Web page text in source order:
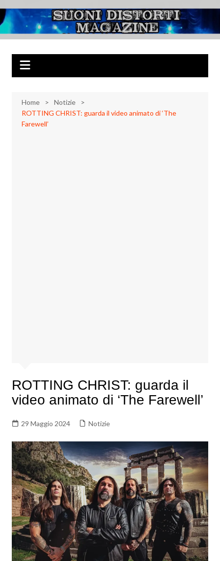
al
contenuto
Suoni Distorti
Magazine
Musica Rock, Metal, Punk e varie sonorità alternative
Home
Notizie
ROTTING CHRIST: guarda il video animato di ‘The
Farewell’
ROTTING CHRIST: guarda il
video animato di ‘The Farewell’
29 Maggio 2024 Notizie